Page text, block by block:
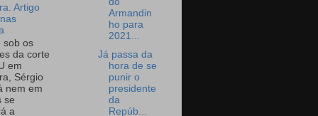
Artigo
sob os
da corte
em
Sérgio
nem em
se
a
Armandin
ho para
2021...
Já passa da
hora de se
punir o
presidente
da
Repúb...